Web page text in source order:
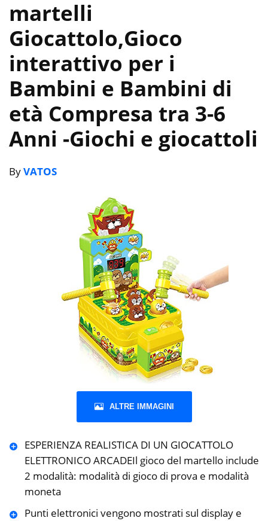
martelli
Giocattolo,Gioco
interattivo per i
Bambini e Bambini di
età Compresa tra 3-6
Anni -Giochi e giocattoli
ByVATOS
ALTRE IMMAGINI
ESPERIENZA REALISTICA DI UN GIOCATTOLO
ELETTRONICO ARCADEIl gioco del martello include
2 modalità: modalità di gioco di prova e modalità
moneta
Punti elettronici vengono mostrati sul display e